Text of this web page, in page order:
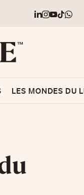
LES MONDES DU